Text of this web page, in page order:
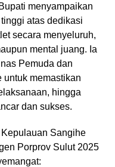
menyampaikan
atas dedikasi
secara menyeluruh,
mental juang. Ia
Pemuda dan
untuk memastikan
hingga
dan sukses.
Sangihe
Porprov Sulut 2025